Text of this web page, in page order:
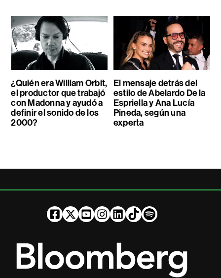
¿Quién era William Orbit,
el productor que trabajó
con Madonna y ayudó a
definir el sonido de los
2000?
El mensaje detrás del
estilo de Abelardo De la
Espriella y Ana Lucía
Pineda, según una
experta